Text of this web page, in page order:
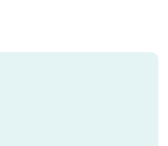
車で約10分と好アクセス！
です！来年は３月１日（日）
！ ソロサイト・オ